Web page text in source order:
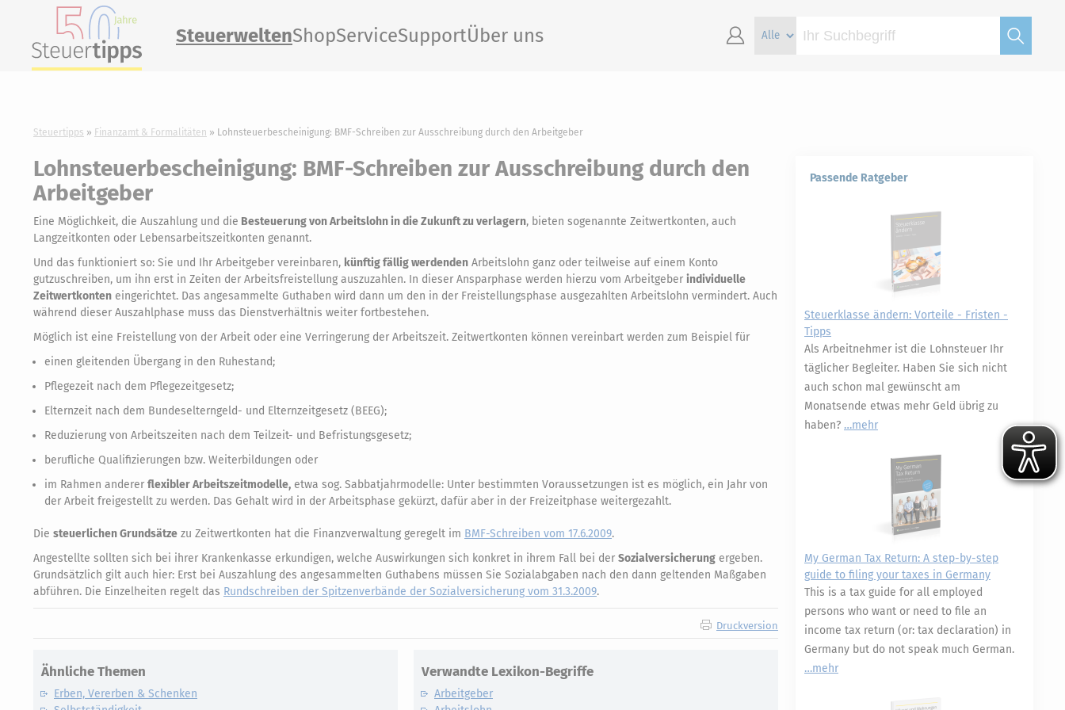
SteuerweltenShopServiceSupportÜber uns
Steuertipps Finanzamt & Formalitäten Lohnsteuerbescheinigung: BMF-Schreiben zur Ausschreibung durch den Arbeitgeber
Lohnsteuerbescheinigung: BMF-Schreiben zur Ausschreibung durch den
Arbeitgeber
Eine Möglichkeit, die Auszahlung und die Besteuerung von Arbeitslohn in die Zukunft zu verlagern, bieten sogenannte Zeitwertkonten, auch
Langzeitkonten oder Lebensarbeitszeitkonten genannt.
Und das funktioniert so: Sie und Ihr Arbeitgeber vereinbaren, künftig fällig werdenden Arbeitslohn ganz oder teilweise auf einem Konto
gutzuschreiben, um ihn erst in Zeiten der Arbeitsfreistellung auszuzahlen. In dieser Ansparphase werden hierzu vom Arbeitgeber individuelle
Zeitwertkonten eingerichtet. Das angesammelte Guthaben wird dann um den in der Freistellungsphase ausgezahlten Arbeitslohn vermindert. Auch
während dieser Auszahlphase muss das Dienstverhältnis weiter fortbestehen.
Möglich ist eine Freistellung von der Arbeit oder eine Verringerung der Arbeitszeit. Zeitwertkonten können vereinbart werden zum Beispiel für
einen gleitenden Übergang in den Ruhestand;
Pflegezeit nach dem Pflegezeitgesetz;
Elternzeit nach dem Bundeselterngeld- und Elternzeitgesetz (BEEG);
Reduzierung von Arbeitszeiten nach dem Teilzeit- und Befristungsgesetz;
berufliche Qualifizierungen bzw. Weiterbildungen oder
im Rahmen anderer flexibler Arbeitszeitmodelle, etwa sog. Sabbatjahrmodelle: Unter bestimmten Voraussetzungen ist es möglich, ein Jahr von
der Arbeit freigestellt zu werden. Das Gehalt wird in der Arbeitsphase gekürzt, dafür aber in der Freizeitphase weitergezahlt.
Die steuerlichen Grundsätze zu Zeitwertkonten hat die Finanzverwaltung geregelt im BMF-Schreiben vom 17.6.2009.
Angestellte sollten sich bei ihrer Krankenkasse erkundigen, welche Auswirkungen sich konkret in ihrem Fall bei der Sozialversicherung ergeben.
Grundsätzlich gilt auch hier: Erst bei Auszahlung des angesammelten Guthabens müssen Sie Sozialabgaben nach den dann geltenden Maßgaben
abführen. Die Einzelheiten regelt das Rundschreiben der Spitzenverbände der Sozialversicherung vom 31.3.2009.
Druckversion
Ähnliche Themen
Erben, Vererben & Schenken
Verwandte Lexikon-Begriffe
Arbeitgeber
Passende Ratgeber
Steuerklasse ändern: Vorteile - Fristen -
Tipps
Als Arbeitnehmer ist die Lohnsteuer Ihr
täglicher Begleiter. Haben Sie sich nicht
auch schon mal gewünscht am
Monatsende etwas mehr Geld übrig zu
haben?
mehr
My German Tax Return: A step-by-step
guide to filing your taxes in Germany
This is a tax guide for all employed
persons who want or need to file an
income tax return (or: tax declaration) in
Germany but do not speak much German.
mehr